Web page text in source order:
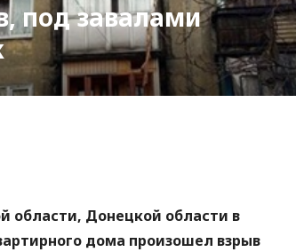
под завалами
области, Донецкой области в
дома произошел взрыв